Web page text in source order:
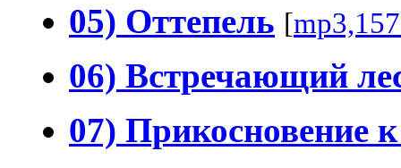
05) Оттепель [
06) Встречающий
07) Прикосновение